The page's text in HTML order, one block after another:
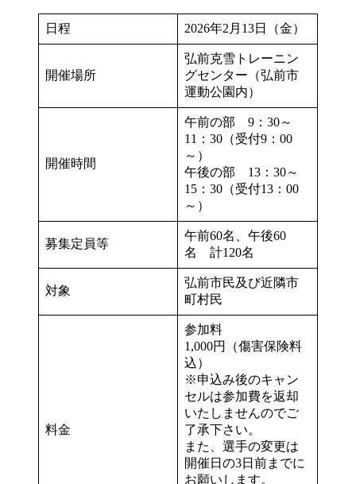
日程 2026年2月13日（金）
開催場所
弘前克雪トレーニン
グセンター（弘前市
運動公園内）
開催時間
午前の部 9：30～
11：30（受付9：00
～）
午後の部 13：30～
15：30（受付13：00
～）
募集定員等
午前60名、午後60
名 計120名
対象
弘前市民及び近隣市
町村民
料金
参加料
1,000円（傷害保険料
込）
※申込み後のキャン
セルは参加費を返却
いたしませんのでご
了承下さい。
また、選手の変更は
開催日の3日前までに
お願いします。